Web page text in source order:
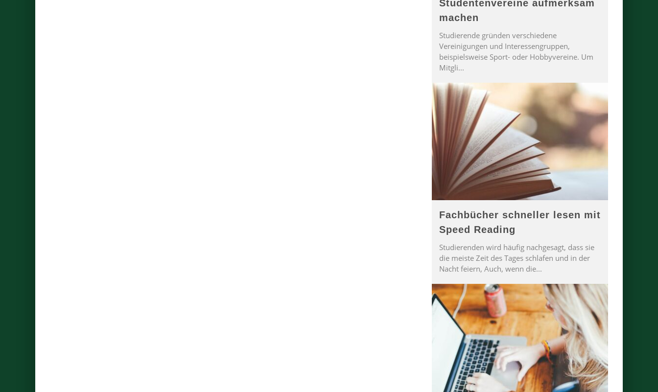
Studentenvereine aufmerksam
machen
Studierende gründen verschiedene
Vereinigungen und Interessengruppen,
beispielsweise Sport- oder Hobbyvereine. Um
Mitgli...
Fachbücher schneller lesen mit
Speed Reading
Studierenden wird häufig nachgesagt, dass sie
die meiste Zeit des Tages schlafen und in der
Nacht feiern, Auch, wenn die...